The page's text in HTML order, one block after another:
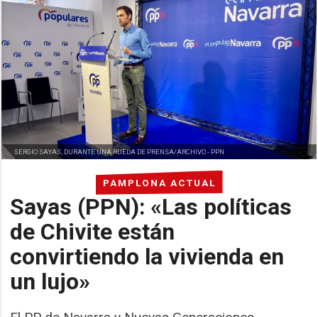
PAMPLONA ACTUAL
Sayas (PPN): «Las políticas
de Chivite están
convirtiendo la vivienda en
un lujo»
SERGIO SAYAS, DURANTE UNA RUEDA DE PRENSA/ARCHIVO - PPN